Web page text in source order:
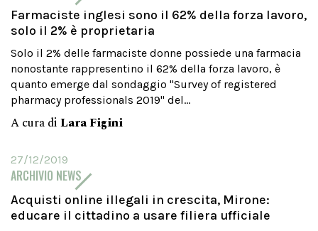
Farmaciste inglesi sono il 62% della forza lavoro,
solo il 2% è proprietaria
Solo il 2% delle farmaciste donne possiede una farmacia
nonostante rappresentino il 62% della forza lavoro, è
quanto emerge dal sondaggio "Survey of registered
pharmacy professionals 2019" del...
A cura di Lara Figini
27/12/2019
ARCHIVIO NEWS
Acquisti online illegali in crescita, Mirone:
educare il cittadino a usare filiera ufficiale